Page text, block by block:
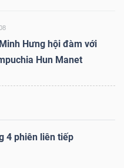
Hưng hội đàm với
Hun Manet
4 phiên liên tiếp